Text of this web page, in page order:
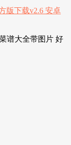
谱大全带图片 好